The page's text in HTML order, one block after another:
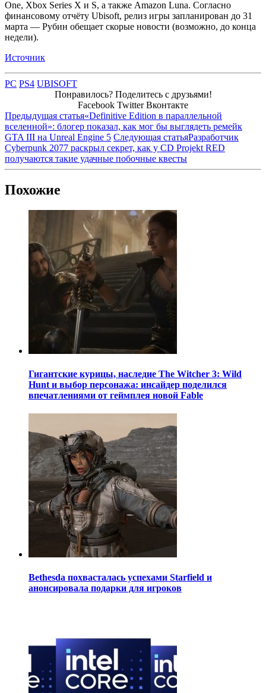
One, Xbox Series X и S, а также Amazon Luna. Согласно
финансовому отчёту Ubisoft, релиз игры запланирован до 31
марта — Рубин обещает скорые новости (возможно, до конца
недели).
Источник
PC PS4 UBISOFT
Понравилось? Поделитесь с друзьями!
Facebook Twitter Вконтакте
Предыдущая статья«Definitive Edition в параллельной
вселенной»: блогер показал, как мог бы выглядеть ремейк
GTA III на Unreal Engine 5 Следующая статьяРазработчик
Cyberpunk 2077 раскрыл секрет, как у CD Projekt RED
получаются такие удачные побочные квесты
Похожие
Гигантские курицы, наследие The Witcher 3: Wild
Hunt и выбор персонажа: инсайдер поделился
впечатлениями от геймплея новой Fable
Bethesda похвасталась успехами Starfield и
анонсировала подарки для игроков